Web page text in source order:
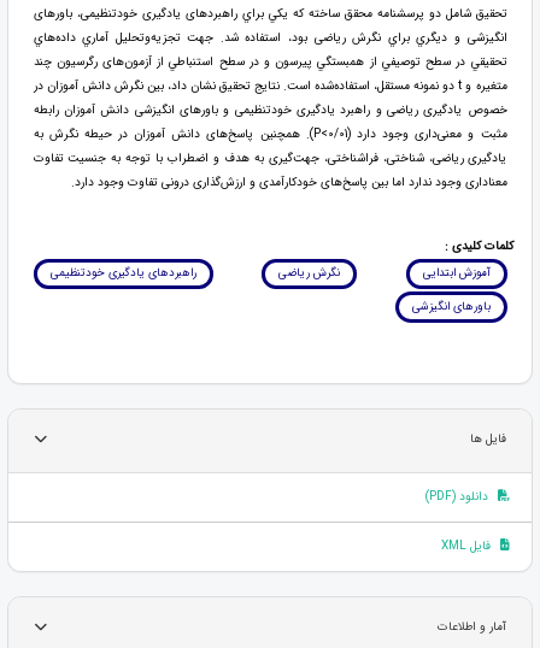
تحقيق شامل دو پرسشنامه محقق ساخته که يکي براي راهبردهای یادگیری خودتنظیمی، باورهای
انگیزشی و ديگري براي نگرش ریاضی بود، استفاده شد. جهت تجزیه‌وتحلیل آماري داده‌هاي
تحقيقي در سطح توصيفي از همبستگي پيرسون و در سطح استنباطي از آزمون‌های رگرسیون چند
متغیره و t دو نمونه مستقل، استفاده‌شده است. نتايج تحقيق نشان داد، بين نگرش دانش آموزان در
خصوص یادگیری ریاضی و راهبرد یادگیری خودتنظیمی و باورهای انگیزشی دانش آموزان رابطه
مثبت و معنی‌داری وجود دارد (P<0/01). همچنین پاسخ‌های دانش آموزان در حیطه نگرش به
یادگیری ریاضی، شناختی، فراشناختی، جهت‌گیری به هدف و اضطراب با توجه به جنسیت تفاوت
معناداری وجود ندارد اما بین پاسخ‌های خودکارآمدی و ارزش‌گذاری درونی تفاوت وجود دارد.
کلمات کلیدی :
آموزش ابتدایی
نگرش ریاضی
راهبردهای یادگیری خودتنظیمی
باورهای انگیزشی
فایل ها
دانلود (PDF)
فایل XML
آمار و اطلاعات